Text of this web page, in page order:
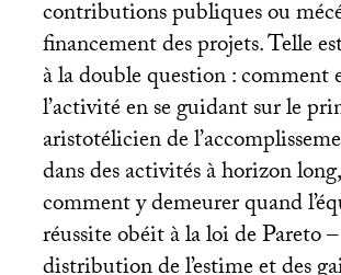
contributions publiques ou
financement des projets. Telle
à la double question : comment
l’activité en se guidant sur le
aristotélicien de
dans des activités à horizon
comment y demeurer quand
réussite obéit à la loi de Pareto